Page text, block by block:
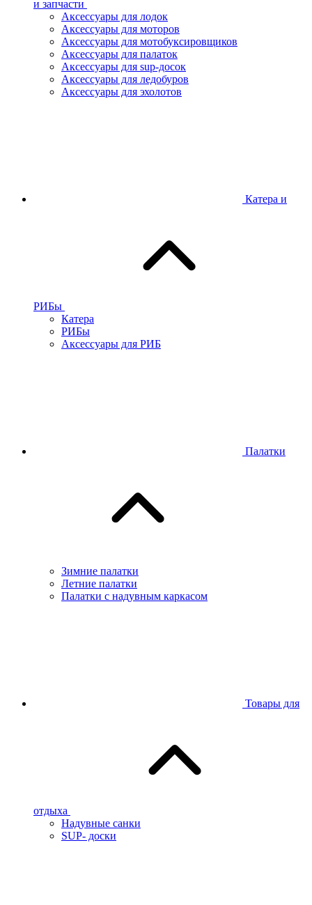
и запчасти
Аксессуары для лодок
Аксессуары для моторов
Аксессуары для мотобуксировщиков
Аксессуары для палаток
Аксессуары для sup-досок
Аксессуары для ледобуров
Аксессуары для эхолотов
Катера и
РИБы
Катера
РИБы
Аксессуары для РИБ
Палатки
Зимние палатки
Летние палатки
Палатки с надувным каркасом
Товары для
отдыха
Надувные санки
SUP- доски